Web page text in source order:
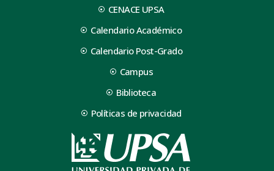
CENACE UPSA
Calendario Académico
Calendario Post-Grado
Campus
Biblioteca
Políticas de privacidad